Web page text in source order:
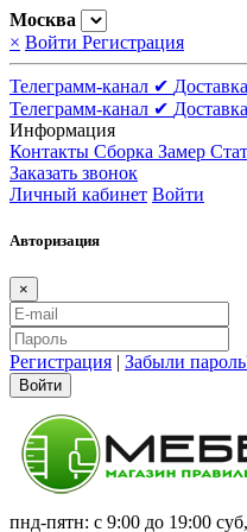
Москва
× Войти Регистрация
Телеграмм-канал ✔ Доставка
Телеграмм-канал ✔ Доставка
Информация
Контакты Сборка Замер
Заказать звонок
Личный кабинет Войти
Авторизация
×
Регистрация | Забыли
Войти
пнд-пятн: с 9:00 до 19:00